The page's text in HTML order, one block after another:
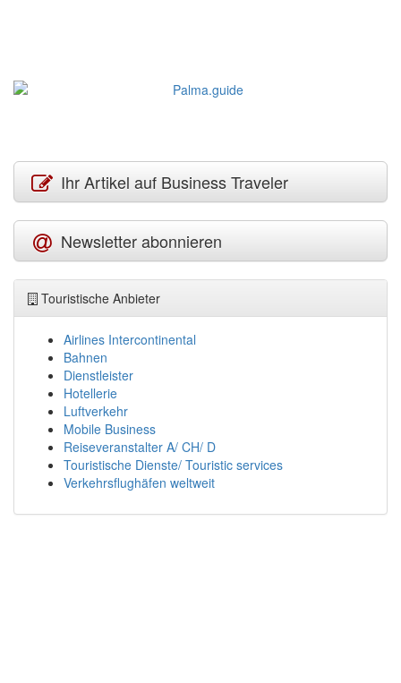
Ihr Artikel auf Business Traveler
Newsletter abonnieren
Touristische Anbieter
Airlines Intercontinental
Bahnen
Dienstleister
Hotellerie
Luftverkehr
Mobile Business
Reiseveranstalter A/ CH/ D
Touristische Dienste/ Touristic services
Verkehrsflughäfen weltweit